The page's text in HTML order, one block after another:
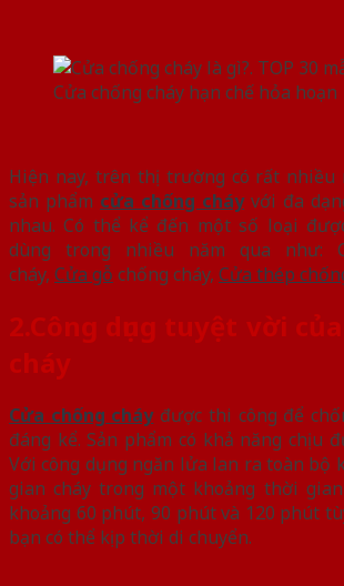
Cửa chống cháy hạn chế hỏa hoạn
Hiện nay, trên thị trường có rất nhiều
sản phẩm cửa chống cháyvới đa
nhau. Có thể kể đến một số loại
dùng trong nhiều năm qua như:
cháy, Cửa gỗ chống cháy, Cửa thép
2.Công dụng tuyệt vời
cháy
Cửa chống cháy được thi công để
đáng kể. Sản phẩm có khả năng chịu
Với công dụng ngăn lửa lan ra toàn bộ
gian cháy trong một khoảng thời
khoảng 60 phút, 90 phút và 120 phút
bạn có thể kịp thời di chuyển.